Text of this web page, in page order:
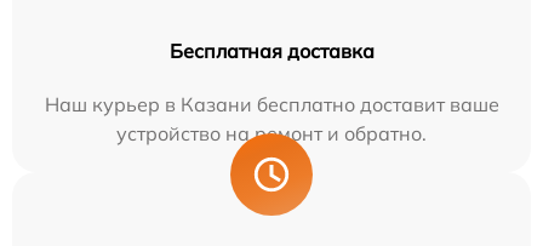
Бесплатная доставка
Наш курьер в Казани бесплатно доставит ваше
устройство на ремонт и обратно.